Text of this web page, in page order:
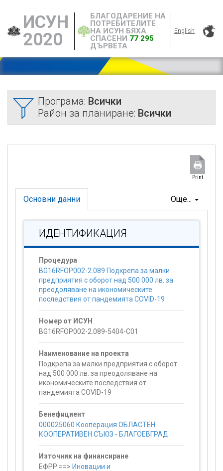
ИСУН
2020
БЛАГОДАРЕНИЕ НА
ПОТРЕБИТЕЛИТЕ
НА ИСУН БЯХА
СПАСЕНИ 77 295
ДЪРВЕТА
English
Програма: Всички
Район за планиране: Всички
Print
Още...
Основни данни
ИДЕНТИФИКАЦИЯ
Процедура
BG16RFOP002-2.089 Подкрепа за малки
предприятия с оборот над 500 000 лв. за
преодоляване на икономическите
последствия от пандемията COVID-19
Номер от ИСУН
BG16RFOP002-2.089-5404-C01
Наименование на проекта
Подкрепа за малки предприятия с оборот
над 500 000 лв. за преодоляване на
икономическите последствия от
пандемията COVID-19
Бенефициент
000025060 Кооперация ОБЛАСТЕН
КООПЕРАТИВЕН СЪЮЗ - БЛАГОЕВГРАД
Източник на финансиране
ЕФРР ==> Иновации и